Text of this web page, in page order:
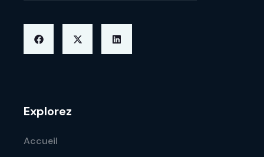
Explorez
Accueil